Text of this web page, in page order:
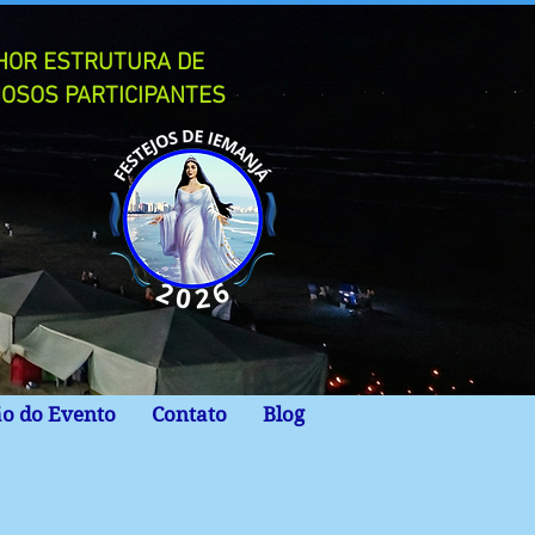
ESTRUTURA DE
PARTICIPANTES
do Evento Contato Blog